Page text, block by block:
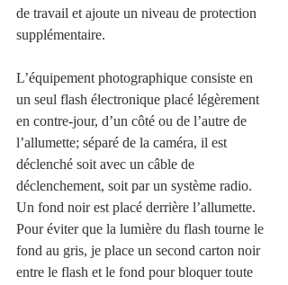
de travail et ajoute un niveau de protection
supplémentaire.
L’équipement photographique consiste en
un seul flash électronique placé légèrement
en contre-jour, d’un côté ou de l’autre de
l’allumette; séparé de la caméra, il est
déclenché soit avec un câble de
déclenchement, soit par un système radio.
Un fond noir est placé derrière l’allumette.
Pour éviter que la lumière du flash tourne le
fond au gris, je place un second carton noir
entre le flash et le fond pour bloquer toute